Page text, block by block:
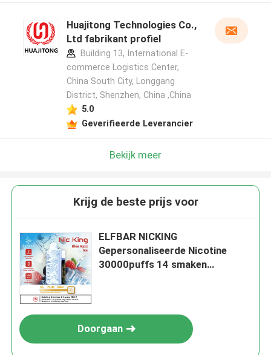
Huajitong Technologies Co.,
Ltd fabrikant profiel
Building 13, International E-
commerce Logistics Center,
China South City, Longgang
District, Shenzhen, China ,China
5.0
Geverifieerde Leverancier
Bekijk meer
Krijg de beste prijs voor
ELFBAR NICKING
Gepersonaliseerde Nicotine
30000puffs 14 smaken
Doorgaan